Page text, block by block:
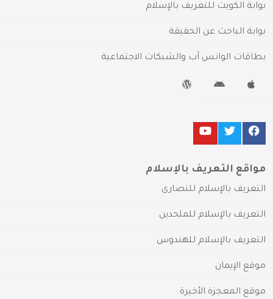
بوابة الكويت للتعريف بالإسلام
بوابة الباحث عن الحقيقة
بطاقات الواتس آب والشبكات الاجتماعية
مواقع التعريف بالإسلام
التعريف بالإسلام للنصارى
التعريف بالإسلام للملحدين
التعريف بالإسلام للهندوس
موقع الإيمان
موقع المعجزة الأخيرة